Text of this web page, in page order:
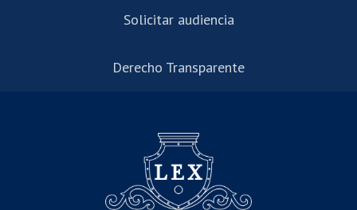
Solicitar audiencia
Derecho Transparente